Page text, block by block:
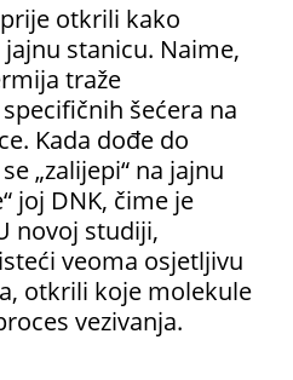
otkrili kako
stanicu. Naime,
traže
šećera na
Kada dođe do
„zalijepi“ na jajnu
joj DNK, čime je
novoj studiji,
veoma osjetljivu
otkrili koje molekule
vezivanja.